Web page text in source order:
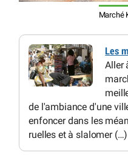
Marché
Les
Aller
de l'ambiance d'une
enfoncer dans les
ruelles et à slalomer (…)